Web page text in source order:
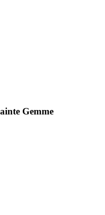
Gemme